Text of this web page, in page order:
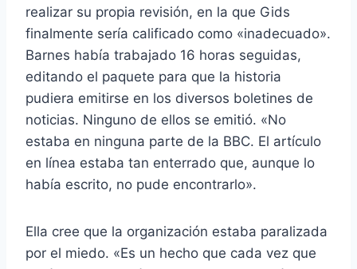
realizar su propia revisión, en la que Gids
finalmente sería calificado como «inadecuado».
Barnes había trabajado 16 horas seguidas,
editando el paquete para que la historia
pudiera emitirse en los diversos boletines de
noticias. Ninguno de ellos se emitió. «No
estaba en ninguna parte de la BBC. El artículo
en línea estaba tan enterrado que, aunque lo
había escrito, no pude encontrarlo».
Ella cree que la organización estaba paralizada
por el miedo. «Es un hecho que cada vez que